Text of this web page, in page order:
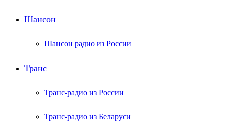
Шансон
Шансон радио из России
Транс
Транс-радио из России
Транс-радио из Беларуси